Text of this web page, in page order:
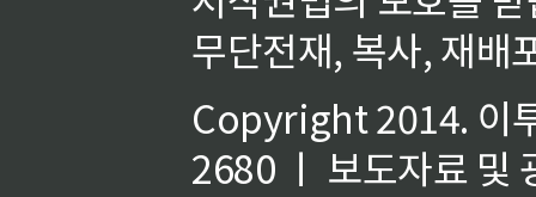
무단전재, 복사, 재배
Copyright 2014. 이
2680 ㅣ 보도자료